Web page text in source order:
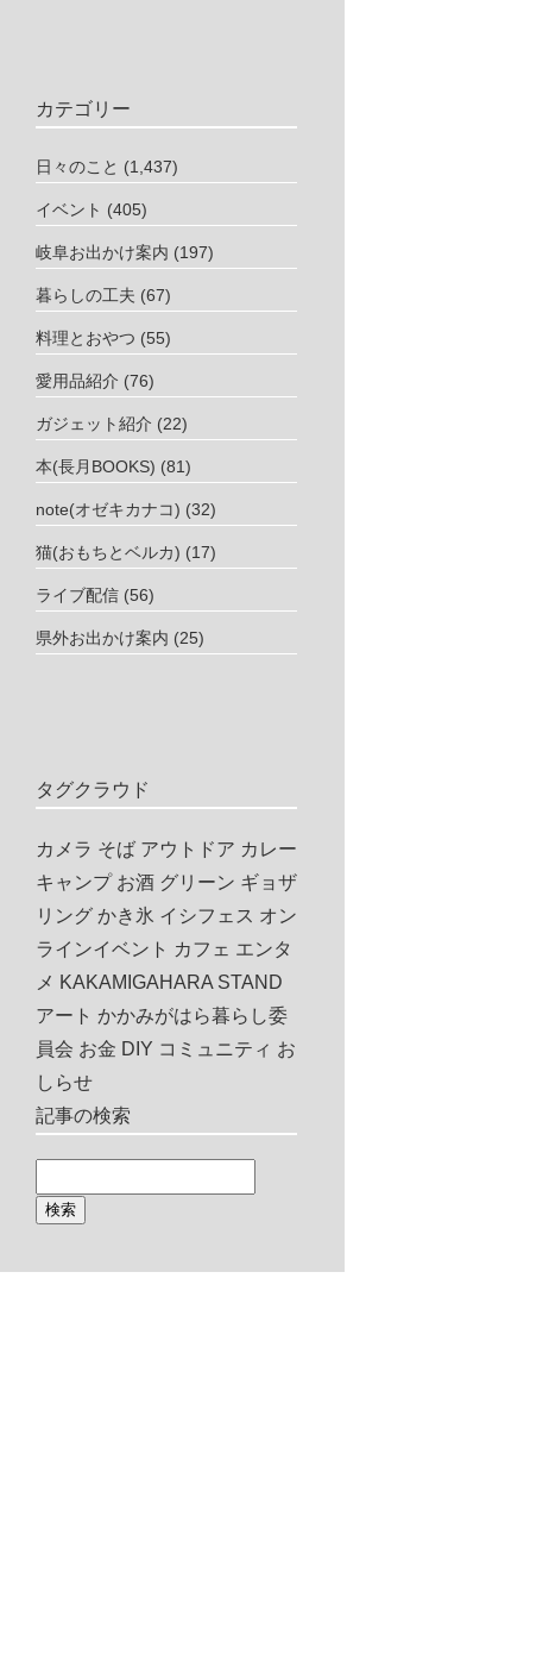
カテゴリー
日々のこと (1,437)
イベント (405)
岐阜お出かけ案内 (197)
暮らしの工夫 (67)
料理とおやつ (55)
愛用品紹介 (76)
ガジェット紹介 (22)
本(長月BOOKS) (81)
note(オゼキカナコ) (32)
猫(おもちとベルカ) (17)
ライブ配信 (56)
県外お出かけ案内 (25)
タグクラウド
カメラ そば アウトドア カレー
キャンプ お酒 グリーン ギョザ
リング かき氷 イシフェス オン
ラインイベント カフェ エンタ
メ KAKAMIGAHARA STAND
アート かかみがはら暮らし委
員会 お金 DIY コミュニティ お
しらせ
記事の検索